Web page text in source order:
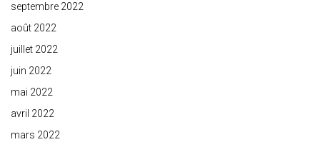
septembre 2022
août 2022
juillet 2022
juin 2022
mai 2022
avril 2022
mars 2022